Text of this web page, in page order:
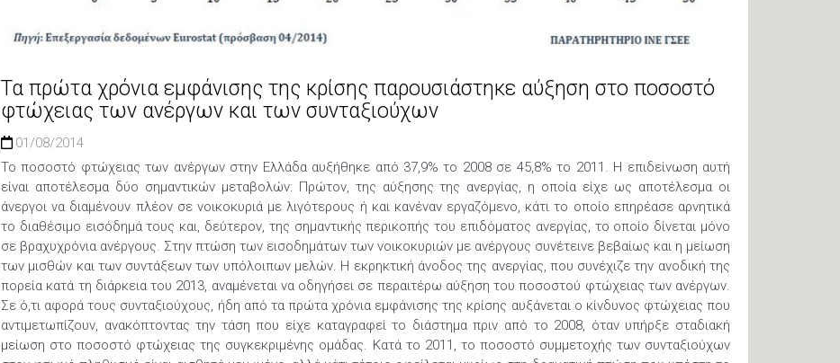
Τα πρώτα χρόνια εμφάνισης της κρίσης παρουσιάστηκε αύξηση στο ποσοστό
φτώχειας των ανέργων και των συνταξιούχων
01/08/2014
Το ποσοστό φτώχειας των ανέργων στην Ελλάδα αυξήθηκε από 37,9% το 2008 σε 45,8% το 2011. Η επιδείνωση αυτή
είναι αποτέλεσμα δύο σημαντικών μεταβολών: Πρώτον, της αύξησης της ανεργίας, η οποία είχε ως αποτέλεσμα οι
άνεργοι να διαμένουν πλέον σε νοικοκυριά με λιγότερους ή και κανέναν εργαζόμενο, κάτι το οποίο επηρέασε αρνητικά
το διαθέσιμο εισόδημά τους και, δεύτερον, της σημαντικής περικοπής του επιδόματος ανεργίας, το οποίο δίνεται μόνο
σε βραχυχρόνια ανέργους. Στην πτώση των εισοδημάτων των νοικοκυριών με ανέργους συνέτεινε βεβαίως και η μείωση
των μισθών και των συντάξεων των υπόλοιπων μελών. Η εκρηκτική άνοδος της ανεργίας, που συνέχιζε την ανοδική της
πορεία κατά τη διάρκεια του 2013, αναμένεται να οδηγήσει σε περαιτέρω αύξηση του ποσοστού φτώχειας των ανέργων.
Σε ό,τι αφορά τους συνταξιούχους, ήδη από τα πρώτα χρόνια εμφάνισης της κρίσης αυξάνεται ο κίνδυνος φτώχειας που
αντιμετωπίζουν, ανακόπτοντας την τάση που είχε καταγραφεί το διάστημα πριν από το 2008, όταν υπήρξε σταδιακή
μείωση στο ποσοστό φτώχειας της συγκεκριμένης ομάδας. Κατά το 2011, το ποσοστό συμμετοχής των συνταξιούχων